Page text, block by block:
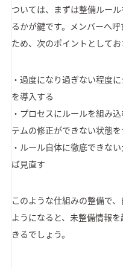
ついては、まずは整備ルー
るかが鍵です。メンバーへ
ため、次のポイントとしてお
・過度になり過ぎない程度
を導入する
・プロセスにルールを組み
テムの修正ができない状態を
・ルール自体に徹底できな
ば見直す
このような仕組みの整備で
ようになると、未整備情報
きるでしょう。